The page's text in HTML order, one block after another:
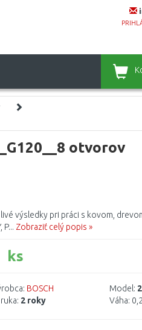
otvorov
výsledky pri práci s kovom,
Zobraziť celý popis »
ks
BOSCH
2 roky
Model:
Váha: